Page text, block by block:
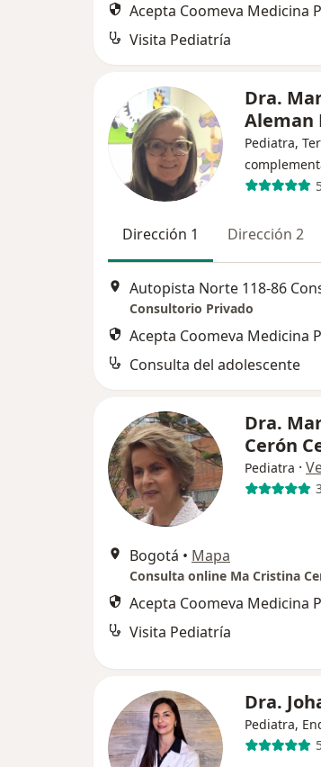
Acepta Coomeva Medicina
Visita Pediatría
Dra.
Aleman
Pediatra,
Dirección 1 Dirección 2
Consultorio Privado
Acepta Coomeva Medicina
Consulta del adolescente
Dra.
Cerón
Pediatra ·
Bogotá • Mapa
Consulta online Ma Cristina
Acepta Coomeva Medicina
Visita Pediatría
Dra.
Pediatra,